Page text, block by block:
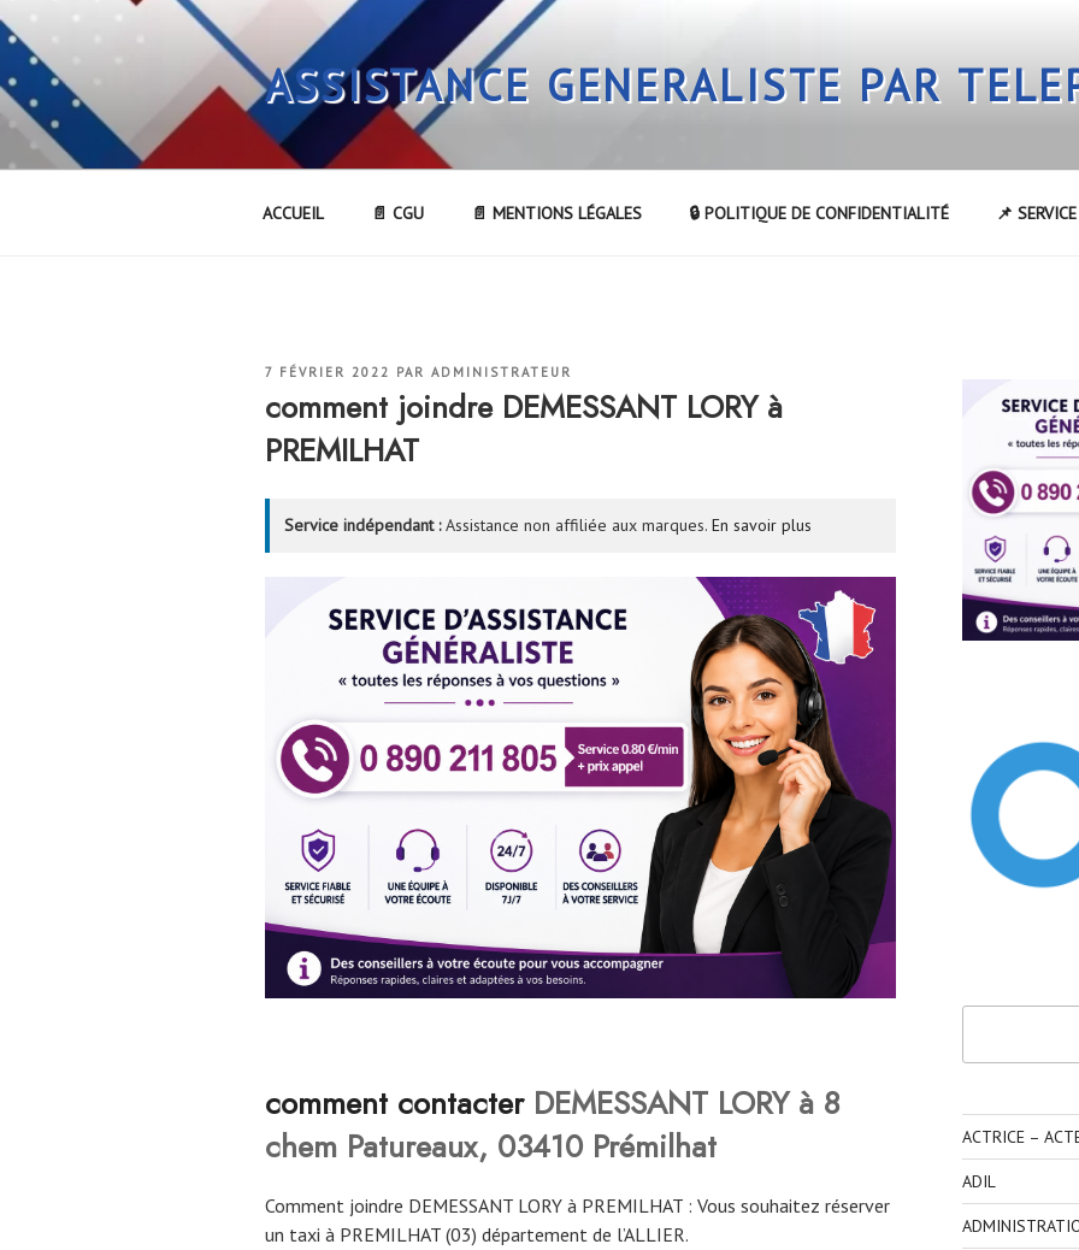
Aller
au
contenu
principal
ASSISTANCE GENERALISTE PAR
ACCUEIL 📄 CGU 📄 MENTIONS LÉGALES 🔒 POLITIQUE DE CONFIDENTIALITÉ 📌
PUBLIÉ
7 FÉVRIER 2022 PAR ADMINISTRATEUR
comment joindre DEMESSANT LORY à
PREMILHAT
Service indépendant :Assistance non affiliée aux marques. En savoir plus
comment contacterDEMESSANT LORY à 8
chem Patureaux, 03410 Prémilhat
Comment joindre DEMESSANT LORY à PREMILHAT : Vous souhaitez réserver
un taxi à PREMILHAT (03) département de l’ALLIER.
ACTRICE –
ADIL